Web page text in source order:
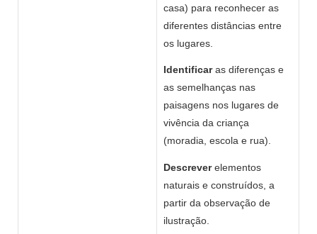
casa) para reconhecer as
diferentes distâncias entre
os lugares.
Identificaras diferenças e
as semelhanças nas
paisagens nos lugares de
vivência da criança
(moradia, escola e rua).
Descreverelementos
naturais e construídos, a
partir da observação de
ilustração.